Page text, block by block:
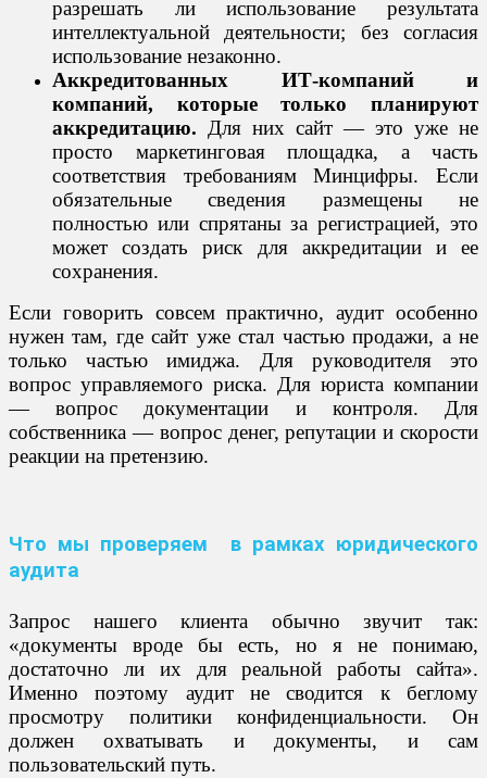
разрешать ли использование результата
интеллектуальной деятельности; без согласия
использование незаконно.
Аккредитованных ИТ-компаний и
компаний, которые только планируют
аккредитацию. Для них сайт — это уже не
просто маркетинговая площадка, а часть
соответствия требованиям Минцифры. Если
обязательные сведения размещены не
полностью или спрятаны за регистрацией, это
может создать риск для аккредитации и ее
сохранения.
Если говорить совсем практично, аудит особенно
нужен там, где сайт уже стал частью продажи, а не
только частью имиджа. Для руководителя это
вопрос управляемого риска. Для юриста компании
— вопрос документации и контроля. Для
собственника — вопрос денег, репутации и скорости
реакции на претензию.
Что мы проверяем в рамках юридического
аудита
Запрос нашего клиента обычно звучит так:
«документы вроде бы есть, но я не понимаю,
достаточно ли их для реальной работы сайта».
Именно поэтому аудит не сводится к беглому
просмотру политики конфиденциальности. Он
должен охватывать и документы, и сам
пользовательский путь.